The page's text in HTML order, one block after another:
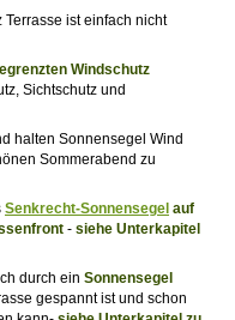
ist einfach nicht
Windschutz
Sichtschutz und
halten Sonnensegel Wind
Sommerabend zu
Senkrecht-Sonnensegel auf
- siehe Unterkapitel
durch ein Sonnensegel
gespannt ist und schon